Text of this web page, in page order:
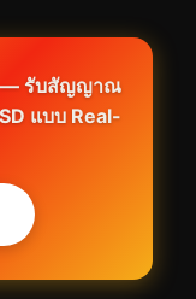
— รับสัญญาณ
แบบ Real-